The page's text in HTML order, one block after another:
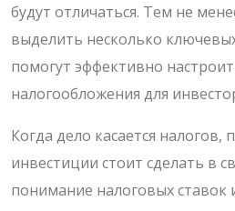
будут отличаться. Тем не
выделить несколько
помогут эффективно
налогообложения для
Когда дело касается налогов,
инвестиции стоит сделать в
понимание налоговых ставок